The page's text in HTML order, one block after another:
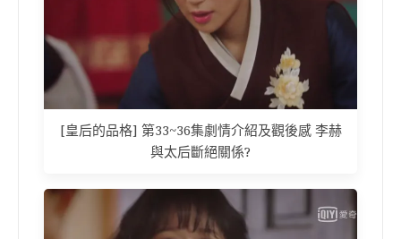
[皇后的品格] 第33~36集劇情介紹及觀後感 李赫
與太后斷絕關係?